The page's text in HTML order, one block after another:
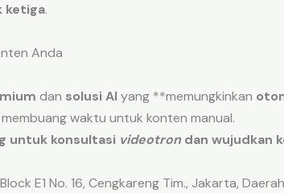
ketiga.
Anda
dan solusi AI yang **memungkinkan
waktu untuk konten manual.
untuk konsultasi videotrondan wujudkan
E1 No. 16, Cengkareng Tim., Jakarta,